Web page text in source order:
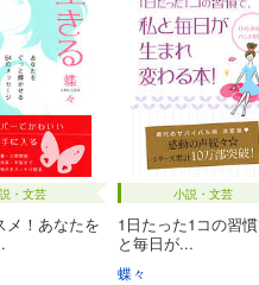
・文芸
メ！あなたを
小説・文芸
1日たった1コの習
と毎日が...
蝶々